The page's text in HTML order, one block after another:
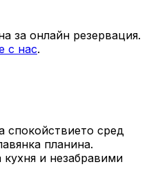
за онлайн резервация.
с нас.
спокойствието сред
планина.
и незабравими